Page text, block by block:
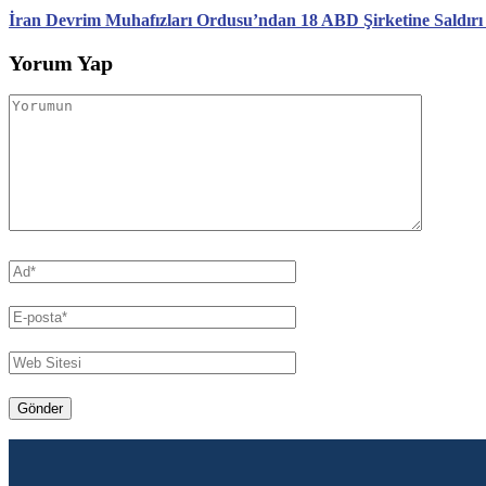
İran Devrim Muhafızları Ordusu’ndan 18 ABD Şirketine
Yorum Yap